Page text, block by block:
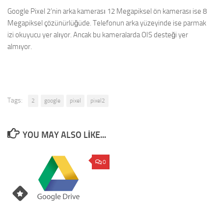
Google Pixel 2’nin arka kamerası 12 Megapiksel ön kamerası ise 8
Megapiksel çözünürlüğüde. Telefonun arka yüzeyinde ise parmak
izi okuyucu yer alıyor. Ancak bu kameralarda OIS desteği yer
almıyor.
Tags: 2 google pixel pixel2
YOU MAY ALSO LIKE...
0